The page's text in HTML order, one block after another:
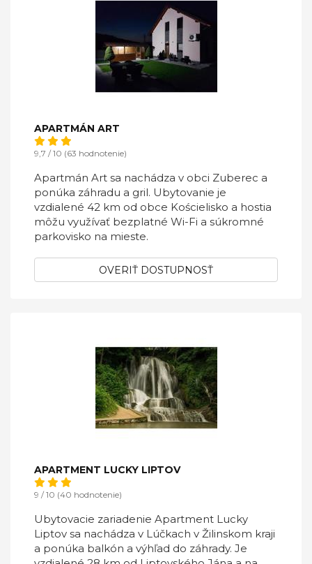
APARTMÁN ART
9,7 / 10 (63 hodnotenie)
Apartmán Art sa nachádza v obci Zuberec a
ponúka záhradu a gril. Ubytovanie je
vzdialené 42 km od obce Kościelisko a hostia
môžu využívať bezplatné Wi-Fi a súkromné
parkovisko na mieste.
OVERIŤ DOSTUPNOSŤ
APARTMENT LUCKY LIPTOV
9 / 10 (40 hodnotenie)
Ubytovacie zariadenie Apartment Lucky
Liptov sa nachádza v Lúčkach v Žilinskom kraji
a ponúka balkón a výhľad do záhrady. Je